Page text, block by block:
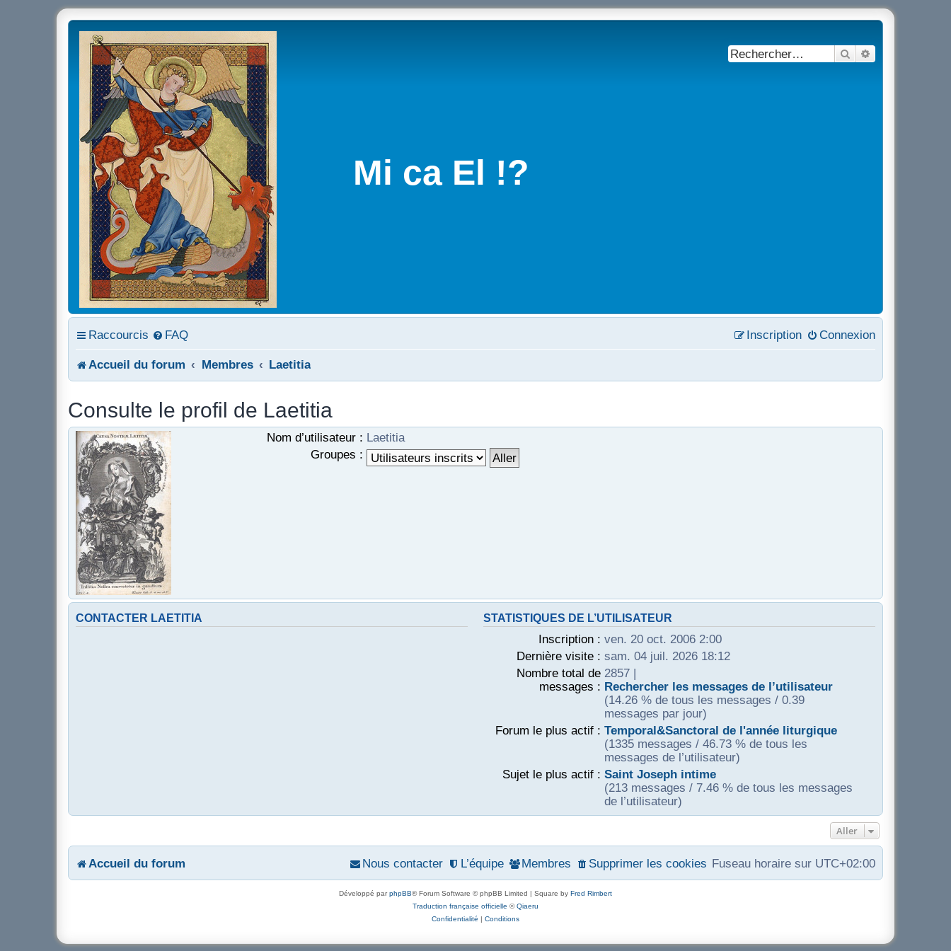
Mi ca El !?
Rechercher
Raccourcis FAQ Connexion
Inscription
Accueil du forum Membres Laetitia
Consulte le profil de Laetitia
Nom d’utilisateur : Laetitia
Groupes :
CONTACTER LAETITIA STATISTIQUES DE L’UTILISATEUR
Inscription : ven. 20 oct. 2006 2:00
Dernière visite : sam. 04 juil. 2026 18:12
Nombre total de
messages :
2857 |
Rechercher les messages de l’utilisateur
(14.26 % de tous les messages / 0.39
messages par jour)
Forum le plus actif : Temporal&Sanctoral de l'année liturgique
(1335 messages / 46.73 % de tous les
messages de l’utilisateur)
Sujet le plus actif : Saint Joseph intime
(213 messages / 7.46 % de tous les messages
de l’utilisateur)
Aller
Accueil du forum Fuseau horaire sur UTC+02:00
Supprimer les cookies
Membres
L’équipe
Nous contacter
Développé parphpBB® Forum Software © phpBB Limited | Square by Fred Rimbert
Traduction française officielle ©Qiaeru
Confidentialité | Conditions